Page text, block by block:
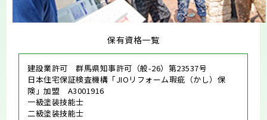
保有資格一覧
建設業許可 群馬県知事許可（般-26）第23537号
日本住宅保証検査機構「JIOリフォーム瑕疵（かし）保
険」加盟 A3001916
一級塗装技能士
二級塗装技能士